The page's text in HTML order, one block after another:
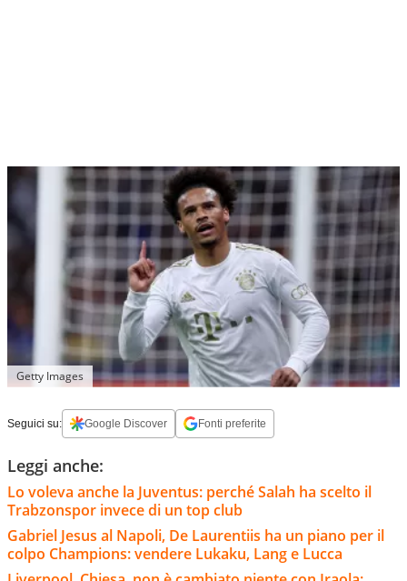
Getty Images
Seguici su: Google Discover Fonti preferite
Leggi anche:
Lo voleva anche la Juventus: perché Salah ha scelto il
Trabzonspor invece di un top club
Gabriel Jesus al Napoli, De Laurentiis ha un piano per il
colpo Champions: vendere Lukaku, Lang e Lucca